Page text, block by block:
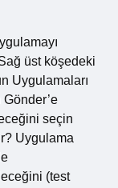
üst köşedeki
Uygulamaları
Gönder’e
seçin
Uygulama
(test